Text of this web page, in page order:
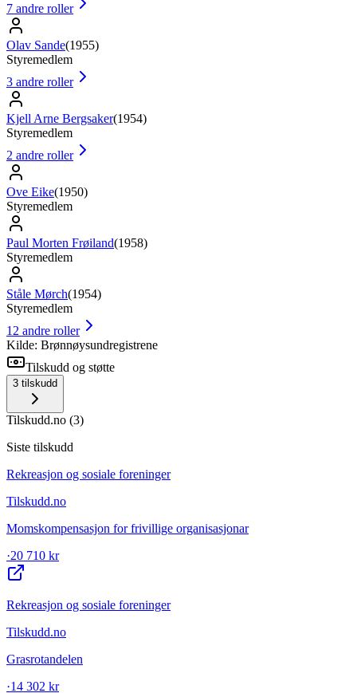
7 andre roller
Olav Sande(1955)
Styremedlem
3 andre roller
Kjell Arne Bergsaker(1954)
Styremedlem
2 andre roller
Ove Eike(1950)
Styremedlem
Paul Morten Frøiland(1958)
Styremedlem
Ståle Mørch(1954)
Styremedlem
12 andre roller
Kilde: Brønnøysundregistrene
Tilskudd og støtte
3 tilskudd
Tilskudd.no (3)
Siste tilskudd
Rekreasjon og sosiale foreninger
Tilskudd.no
Momskompensasjon for frivillige organisasjonar
·20 710 kr
Rekreasjon og sosiale foreninger
Tilskudd.no
Grasrotandelen
·14 302 kr